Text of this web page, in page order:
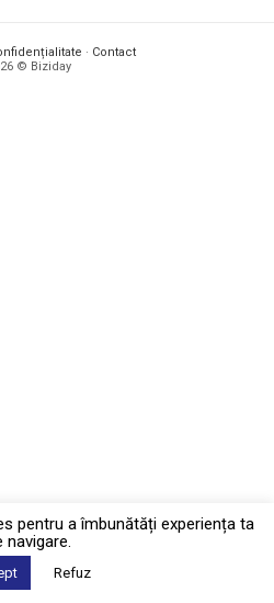
· Contact
© Biziday
pentru a îmbunătăți experiența ta
navigare.
Refuz